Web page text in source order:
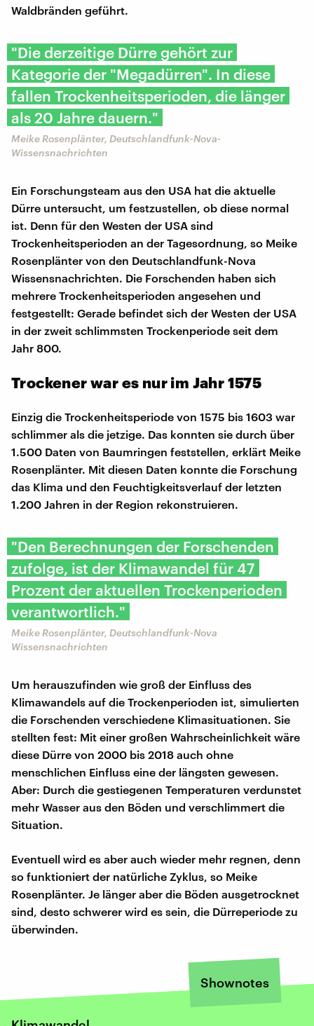
Waldbränden geführt.
"Die derzeitige Dürre gehört zur
Kategorie der "Megadürren". In diese
fallen Trockenheitsperioden, die länger
als 20 Jahre dauern."
Meike Rosenplänter, Deutschlandfunk-Nova-
Wissensnachrichten
Ein Forschungsteam aus den USA hat die aktuelle
Dürre untersucht, um festzustellen, ob diese normal
ist. Denn für den Westen der USA sind
Trockenheitsperioden an der Tagesordnung, so Meike
Rosenplänter von den Deutschlandfunk-Nova
Wissensnachrichten. Die Forschenden haben sich
mehrere Trockenheitsperioden angesehen und
festgestellt: Gerade befindet sich der Westen der USA
in der zweit schlimmsten Trockenperiode seit dem
Jahr 800.
Trockener war es nur im Jahr 1575
Einzig die Trockenheitsperiode von 1575 bis 1603 war
schlimmer als die jetzige. Das konnten sie durch über
1.500 Daten von Baumringen feststellen, erklärt Meike
Rosenplänter. Mit diesen Daten konnte die Forschung
das Klima und den Feuchtigkeitsverlauf der letzten
1.200 Jahren in der Region rekonstruieren.
"Den Berechnungen der Forschenden
zufolge, ist der Klimawandel für 47
Prozent der aktuellen Trockenperioden
verantwortlich."
Meike Rosenplänter, Deutschlandfunk-Nova
Wissensnachrichten
Um herauszufinden wie groß der Einfluss des
Klimawandels auf die Trockenperioden ist, simulierten
die Forschenden verschiedene Klimasituationen. Sie
stellten fest: Mit einer großen Wahrscheinlichkeit wäre
diese Dürre von 2000 bis 2018 auch ohne
menschlichen Einfluss eine der längsten gewesen.
Aber: Durch die gestiegenen Temperaturen verdunstet
mehr Wasser aus den Böden und verschlimmert die
Situation.
Eventuell wird es aber auch wieder mehr regnen, denn
so funktioniert der natürliche Zyklus, so Meike
Rosenplänter. Je länger aber die Böden ausgetrocknet
sind, desto schwerer wird es sein, die Dürreperiode zu
überwinden.
Shownotes